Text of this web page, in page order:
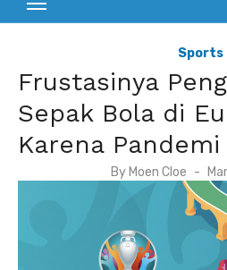
Sports
Frustasinya
Sepak Bola di
Karena Pandemi
By Moen Cloe
P
o
s
t